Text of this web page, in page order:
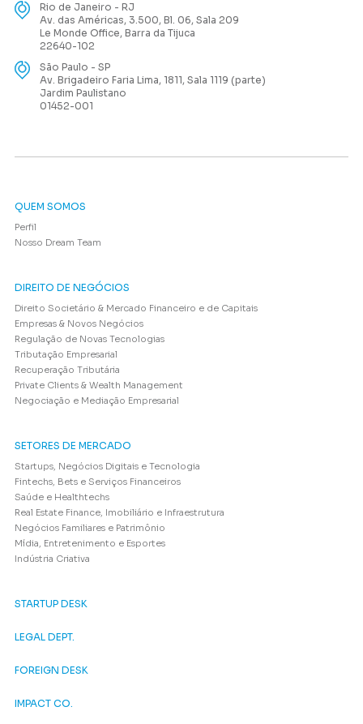
Rio de Janeiro - RJ
Av. das Américas, 3.500, Bl. 06, Sala 209
Le Monde Office, Barra da Tijuca
22640-102
São Paulo - SP
Av. Brigadeiro Faria Lima, 1811, Sala 1119 (parte)
Jardim Paulistano
01452-001
QUEM SOMOS
Perfil
Nosso Dream Team
DIREITO DE NEGÓCIOS
Direito Societário & Mercado Financeiro e de Capitais
Empresas & Novos Negócios
Regulação de Novas Tecnologias
Tributação Empresarial
Recuperação Tributária
Private Clients & Wealth Management
Negociação e Mediação Empresarial
SETORES DE MERCADO
Startups, Negócios Digitais e Tecnologia
Fintechs, Bets e Serviços Financeiros
Saúde e Healthtechs
Real Estate Finance, Imobiliário e Infraestrutura
Negócios Familiares e Patrimônio
Mídia, Entretenimento e Esportes
Indústria Criativa
STARTUP DESK
LEGAL DEPT.
FOREIGN DESK
IMPACT CO.